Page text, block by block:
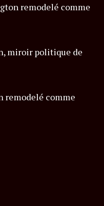
remodelé comme
miroir politique de
remodelé comme